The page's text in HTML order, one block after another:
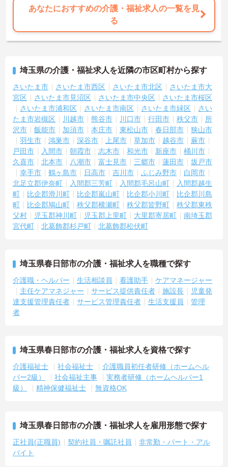
★おすすめPOINT★
【賞与とは別に特別報酬が支給され、収入アップが期待できます】
・日々の施設運営への貢献やチームワークが多角的に評価されるた
め、目に見える形で還元されます。
・努力がダイレクトに評価へつながる制度により、仕事へのモチベ
【チームでの情報共有が徹底されており、安心して業務に取り組め
る体制です】
・毎朝スタッフ全員でミーティングを行い、お客様の体調や業務連
絡を細やかに共有する仕組みがあります。
・多職種連携で職種を超えて相談しやすい雰囲気のもと、困った時
もすぐにお互いをフォローし合えます。
【残業が少なく独自の休暇制度も完備され、長期的に安定して働け
る環境です】
・残業は少なく、年間17日のリフレッシュ休暇も取得できること
で、心身の疲労をしっかり回復できます。
・定年65歳以降も再雇用制度で70歳まで勤務可能であり、退職金制
度も備わって無理なく長く続けられます。
【一人ひとりの個性や希望を尊重し、自分らしくキャリアを描ける
職場です】
・時短勤務からフルタイム、さらには管理者へのステップアップま
あなたにおすすめの介護・福祉求人の一覧を見
る
埼玉県の介護・福祉求人を近隣の市区町村から探す
さいたま市 さいたま市西区 さいたま市北区
さいたま市大
宮区
さいたま市見沼区 さいたま市中央区
さいたま市桜区
さいたま市浦和区
さいたま市南区 さいたま市緑区
さい
たま市岩槻区
川越市 熊谷市 川口市 行田市 秩父市
所
沢市
飯能市 加須市 本庄市 東松山市 春日部市
狭山市
羽生市
鴻巣市 深谷市 上尾市 草加市 越谷市
蕨市
戸田市
入間市 朝霞市 志木市 和光市 新座市
桶川市
久喜市
北本市 八潮市 富士見市 三郷市 蓮田市
坂戸市
幸手市
鶴ヶ島市 日高市 吉川市 ふじみ野市
白岡市
北足立郡伊奈町
入間郡三芳町 入間郡毛呂山町
入間郡越生
町
比企郡滑川町 比企郡嵐山町 比企郡小川町
比企郡川島
町
比企郡鳩山町 秩父郡横瀬町 秩父郡皆野町
秩父郡東秩
父村
児玉郡神川町 児玉郡上里町 大里郡寄居町
南埼玉郡
宮代町
北葛飾郡杉戸町 北葛飾郡松伏町
埼玉県春日部市の介護・福祉求人を職種で探す
介護職・ヘルパー 生活相談員 看護助手
ケアマネージャー
主任ケアマネジャー
サービス提供責任者 施設長
児童発
達支援管理責任者
サービス管理責任者 生活支援員
管理
者
埼玉県春日部市の介護・福祉求人を資格で探す
介護福祉士 社会福祉士
介護職員初任者研修（ホームヘル
パー2級）
社会福祉主事
実務者研修（ホームヘルパー1
級）
精神保健福祉士 無資格OK
埼玉県春日部市の介護・福祉求人を雇用形態で探す
正社員(正職員) 契約社員・嘱託社員
非常勤・パート・アル
バイト